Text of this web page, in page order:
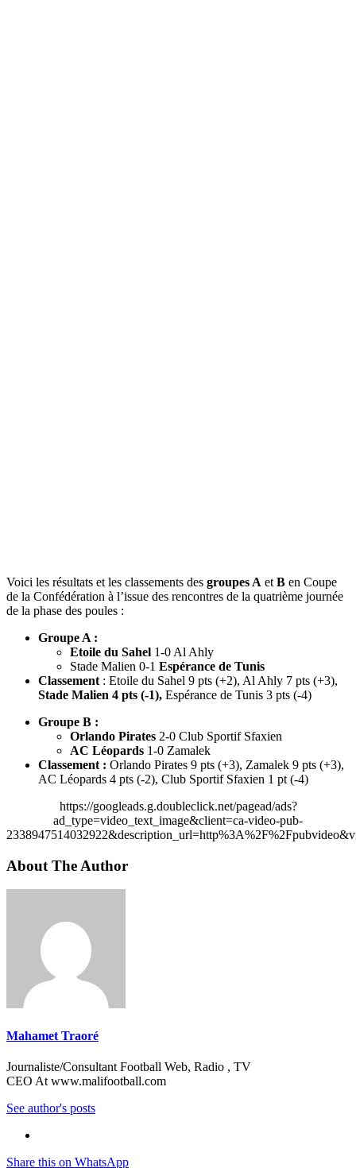
Voici les résultats et les classements des groupes A et B en Coupe
de la Confédération à l’issue des rencontres de la quatrième journée
de la phase des poules :
Groupe A :
Etoile du Sahel 1-0 Al Ahly
Stade Malien 0-1 Espérance de Tunis
Classement : Etoile du Sahel 9 pts (+2), Al Ahly 7 pts (+3),
Stade Malien 4 pts (-1), Espérance de Tunis 3 pts (-4)
Groupe B :
Orlando Pirates 2-0 Club Sportif Sfaxien
AC Léopards 1-0 Zamalek
Classement : Orlando Pirates 9 pts (+3), Zamalek 9 pts (+3),
AC Léopards 4 pts (-2), Club Sportif Sfaxien 1 pt (-4)
https://googleads.g.doubleclick.net/pagead/ads?
ad_type=video_text_image&client=ca-video-pub-
About The Author
Mahamet Traoré
Journaliste/Consultant Football Web, Radio , TV
CEO At www.malifootball.com
See author's posts
Share this on WhatsApp